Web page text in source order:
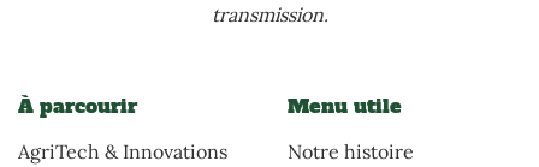
transmission.
À parcourir
AgriTech & Innovations
Menu utile
Notre histoire